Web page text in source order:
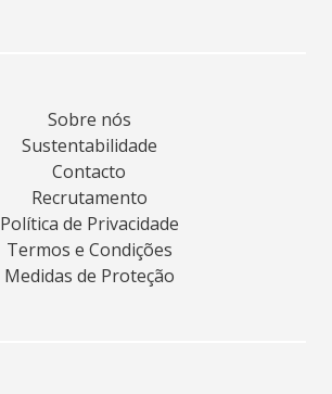
Sobre nós
Sustentabilidade
Contacto
Recrutamento
Política de Privacidade
Termos e Condições
Medidas de Proteção